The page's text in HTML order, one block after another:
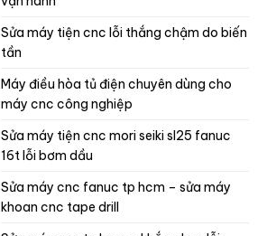
sửa máy tiện cnc lỗi thắng chậm do biến
tần
máy điều hòa tủ điện chuyên dùng cho
máy cnc công nghiệp
sửa máy tiện cnc mori seiki sl25 fanuc
16t lỗi bơm dầu
sửa máy cnc fanuc tp hcm – sửa máy
khoan cnc tape drill